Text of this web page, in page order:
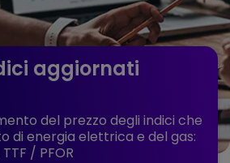
aggiornati
del prezzo degli indici che
di energia elettrica e del gas:
TTF / PFOR